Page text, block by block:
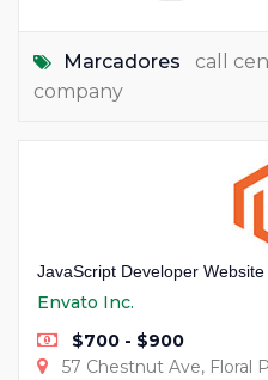
Marcadores call
company
JavaScript Developer Website
Envato Inc.
$700 - $900
57 Chestnut Ave, Floral